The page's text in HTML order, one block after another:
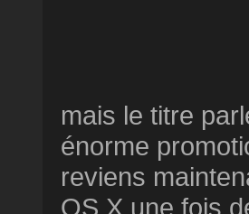
mais le titre
énorme
reviens
OS X une fois